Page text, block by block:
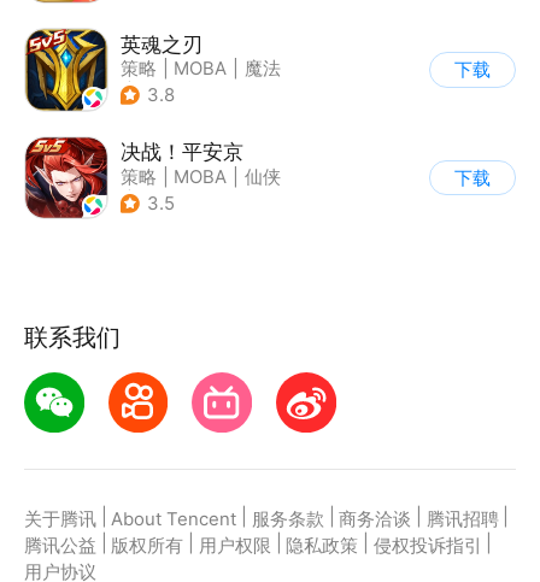
英魂之刃
策略 MOBA
魔法
| 英魂之刃
3.8
下载
决战！平安京
策略 MOBA
仙侠
| 阴阳师
3.5
下载
联系我们
关于腾讯 About Tencent 服务条款 商务洽谈 腾讯招聘
腾讯公益
版权所有 用户权限 隐私政策 侵权投诉指引
用户协议